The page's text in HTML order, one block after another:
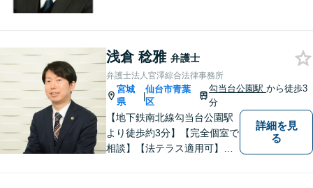
浅倉 稔雅 弁護士
弁護士法人官澤綜合法律事務所
宮城
県
|
仙台市青葉
区
勾当台公園駅から徒歩3
分
【地下鉄南北線勾当台公園駅
より徒歩約3分】【完全個室で
相談】【法テラス適用可】十
詳細を見
る